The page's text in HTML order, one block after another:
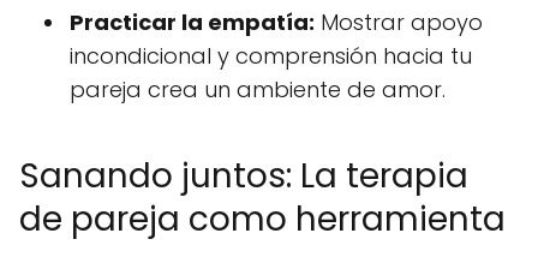
Practicar la empatía: Mostrar apoyo
incondicional y comprensión hacia tu
pareja crea un ambiente de amor.
Sanando juntos: La terapia
de pareja como herramienta